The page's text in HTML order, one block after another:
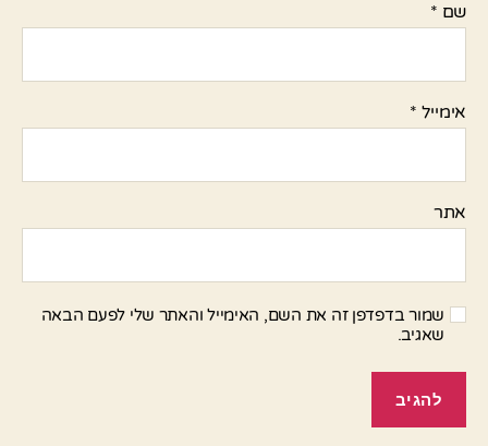
שם *
אימייל *
אתר
שמור בדפדפן זה את השם, האימייל והאתר שלי לפעם הבאה
שאגיב.